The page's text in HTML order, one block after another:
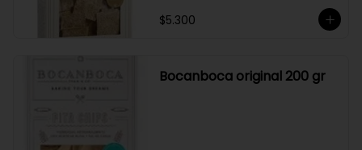
$5.300
Bocanboca original 200 gr